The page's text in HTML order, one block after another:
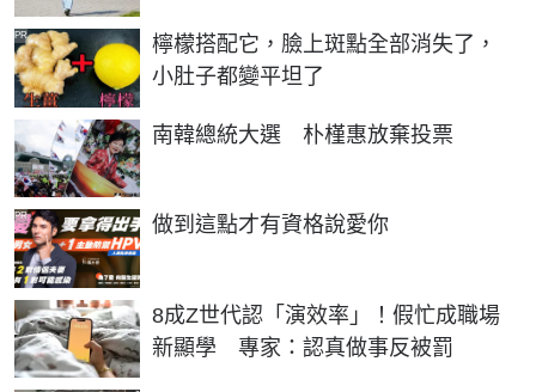
檸檬搭配它，臉上斑點全部消失了，
小肚子都變平坦了
PR
南韓總統大選 朴槿惠放棄投票
做到這點才有資格說愛你
PR
8成Z世代認「演效率」！假忙成職場
新顯學 專家：認真做事反被罰